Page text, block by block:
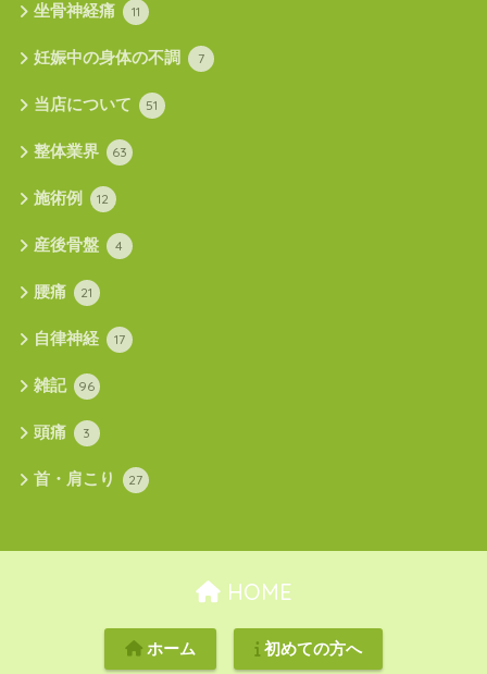
坐骨神経痛 11
妊娠中の身体の不調 7
当店について 51
整体業界 63
施術例 12
産後骨盤 4
腰痛 21
自律神経 17
雑記 96
頭痛 3
首・肩こり 27
HOME
ホーム 初めての方へ